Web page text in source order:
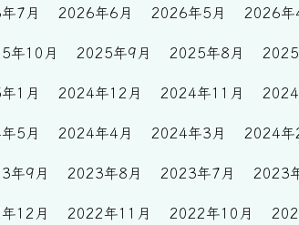
7月 2026年6月 2026年5月 2026年
年10月 2025年9月 2025年8月
1月 2024年12月 2024年11月
5月 2024年4月 2024年3月 2024年
年9月 2023年8月 2023年7月 2023
12月 2022年11月 2022年10月